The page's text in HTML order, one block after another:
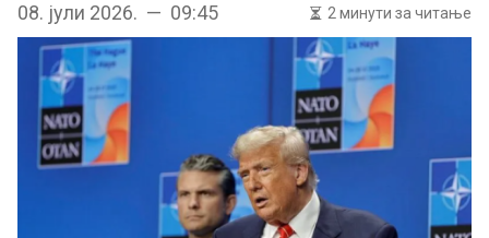
08. јули 2026. — 09:45 2 минути за читање